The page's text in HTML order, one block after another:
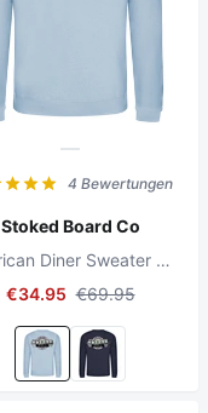
4 Bewertungen
Stoked Board Co
American Diner Sweater Sky Blue
€34.95 €69.95